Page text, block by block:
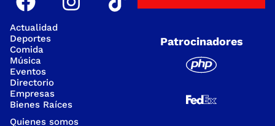
Actualidad
Deportes
Comida
Música
Eventos
Directorio
Empresas
Bienes Raíces
Quienes somos
Patrocinadores